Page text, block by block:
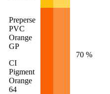
Preperse
PVC
Orange
GP
CI
Pigment
Orange
64
70 %